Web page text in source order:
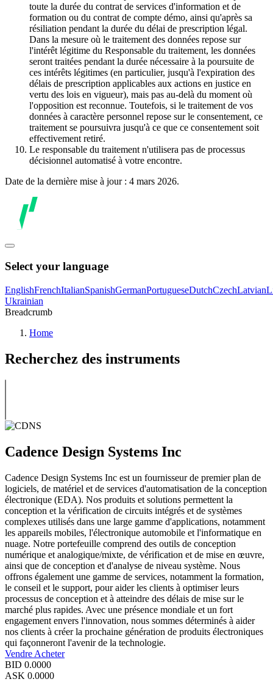
toute la durée du contrat de services d'information et de
formation ou du contrat de compte démo, ainsi qu'après sa
résiliation pendant la durée du délai de prescription légal.
Dans la mesure où le traitement des données repose sur
l'intérêt légitime du Responsable du traitement, les données
seront traitées pendant la durée nécessaire à la poursuite de
ces intérêts légitimes (en particulier, jusqu'à l'expiration des
délais de prescription applicables aux actions en justice en
vertu des lois en vigueur), mais pas au-delà du moment où
l'opposition est reconnue. Toutefois, si le traitement de vos
données à caractère personnel repose sur le consentement, ce
traitement se poursuivra jusqu'à ce que ce consentement soit
effectivement retiré.
Le responsable du traitement n'utilisera pas de processus
décisionnel automatisé à votre encontre.
Date de la dernière mise à jour : 4 mars 2026.
Select your language
EnglishFrenchItalianSpanishGermanPortugueseDutchCzechLatvian
Ukrainian
Breadcrumb
Home
Recherchez des instruments
Cadence Design Systems Inc
Cadence Design Systems Inc est un fournisseur de premier plan de
logiciels, de matériel et de services d'automatisation de la conception
électronique (EDA). Nos produits et solutions permettent la
conception et la vérification de circuits intégrés et de systèmes
complexes utilisés dans une large gamme d'applications, notamment
les appareils mobiles, l'électronique automobile et l'informatique en
nuage. Notre portefeuille comprend des outils de conception
numérique et analogique/mixte, de vérification et de mise en œuvre,
ainsi que de conception et d'analyse de niveau système. Nous
offrons également une gamme de services, notamment la formation,
le conseil et le support, pour aider les clients à optimiser leurs
processus de conception et à atteindre des délais de mise sur le
marché plus rapides. Avec une présence mondiale et un fort
engagement envers l'innovation, nous sommes déterminés à aider
nos clients à créer la prochaine génération de produits électroniques
qui façonneront l'avenir de la technologie.
Vendre Acheter
BID 0.0000
ASK 0.0000